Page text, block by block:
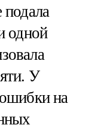
подала
одной
У
на